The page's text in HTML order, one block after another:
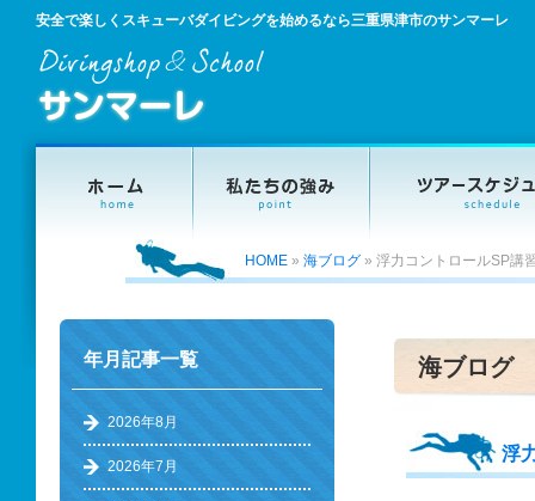
安全で楽しくスキューバダイビングを始めるなら三重県津市のサンマーレ
HOME » 海ブログ » 浮力コントロールSP講
海ブログ
浮
年月記事一覧
2026年8月
2026年7月